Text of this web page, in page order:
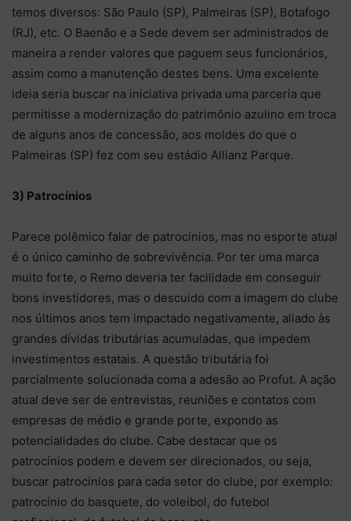
temos diversos: São Paulo (SP), Palmeiras (SP), Botafogo
(RJ), etc. O Baenão e a Sede devem ser administrados de
maneira a render valores que paguem seus funcionários,
assim como a manutenção destes bens. Uma excelente
ideia seria buscar na iniciativa privada uma parceria que
permitisse a modernização do patrimônio azulino em troca
de alguns anos de concessão, aos moldes do que o
Palmeiras (SP) fez com seu estádio Allianz Parque.
3) Patrocínios
Parece polêmico falar de patrocínios, mas no esporte atual
é o único caminho de sobrevivência. Por ter uma marca
muito forte, o Remo deveria ter facilidade em conseguir
bons investidores, mas o descuido com a imagem do clube
nos últimos anos tem impactado negativamente, aliado às
grandes dívidas tributárias acumuladas, que impedem
investimentos estatais. A questão tributária foi
parcialmente solucionada coma a adesão ao Profut. A ação
atual deve ser de entrevistas, reuniões e contatos com
empresas de médio e grande porte, expondo as
potencialidades do clube. Cabe destacar que os
patrocínios podem e devem ser direcionados, ou seja,
buscar patrocínios para cada setor do clube, por exemplo:
patrocínio do basquete, do voleibol, do futebol